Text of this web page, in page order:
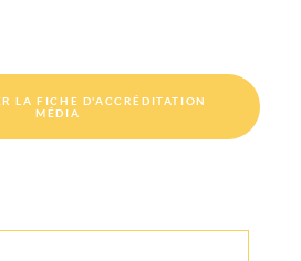
LA FICHE D'ACCRÉDITATION
MÉDIA